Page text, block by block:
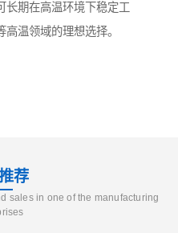
长期在高温环境下稳定工
温领域的理想选择。
荐
sales in one of the manufacturing